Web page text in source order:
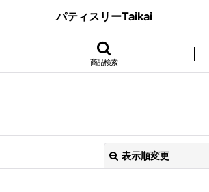
パティスリーTaikai
商品検索
表示順変更